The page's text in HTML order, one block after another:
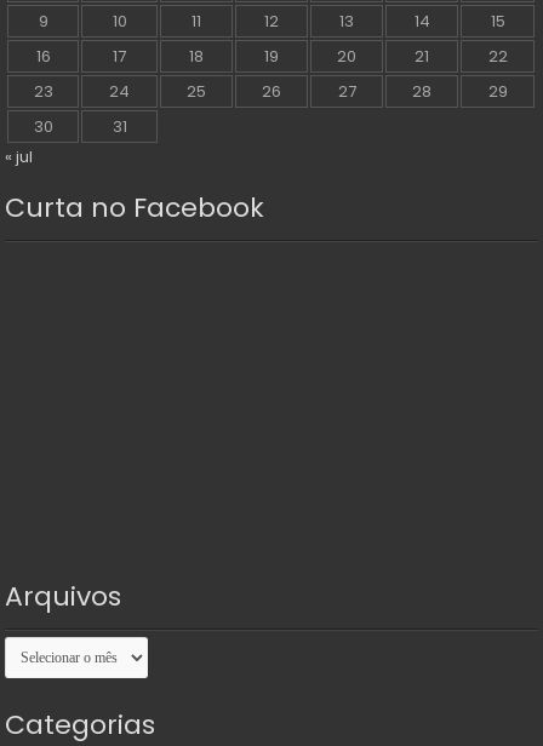
9
10 11 12 13 14
15
16
17 18 19 20 21
22
23
24 25 26 27 28
29
30
31
« jul
Curta no Facebook
Arquivos
Arquivos
Categorias